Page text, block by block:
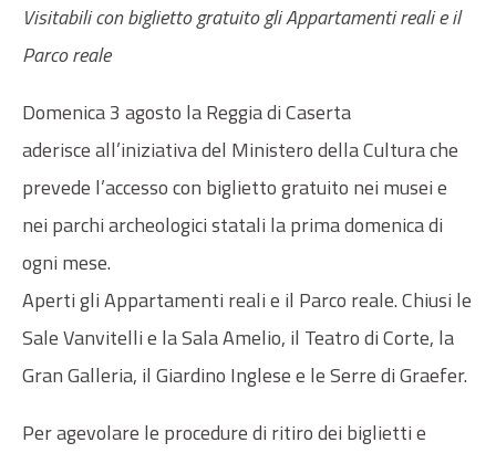
Visitabili con biglietto gratuito gli Appartamenti reali e il
Parco reale
Domenica 3 agosto la Reggia di Caserta
aderisce all’iniziativa del Ministero della Cultura che
prevede l’accesso con biglietto gratuito nei musei e
nei parchi archeologici statali la prima domenica di
ogni mese.
Aperti gli Appartamenti reali e il Parco reale. Chiusi le
Sale Vanvitelli e la Sala Amelio, il Teatro di Corte, la
Gran Galleria, il Giardino Inglese e le Serre di Graefer.
Per agevolare le procedure di ritiro dei biglietti e